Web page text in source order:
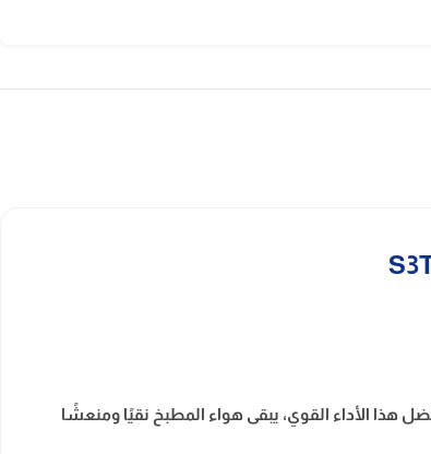
عن الطهي. بفضل هذا الأداء القوي، يبقى هواء المطبخ نقيًا ومنعشًا